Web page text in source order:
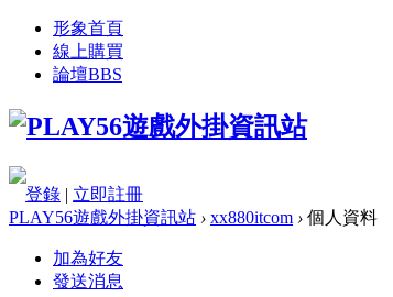
形象首頁
線上購買
論壇BBS
登錄 | 立即註冊
PLAY56遊戲外掛資訊站 › xx880itcom › 個人資料
加為好友
發送消息